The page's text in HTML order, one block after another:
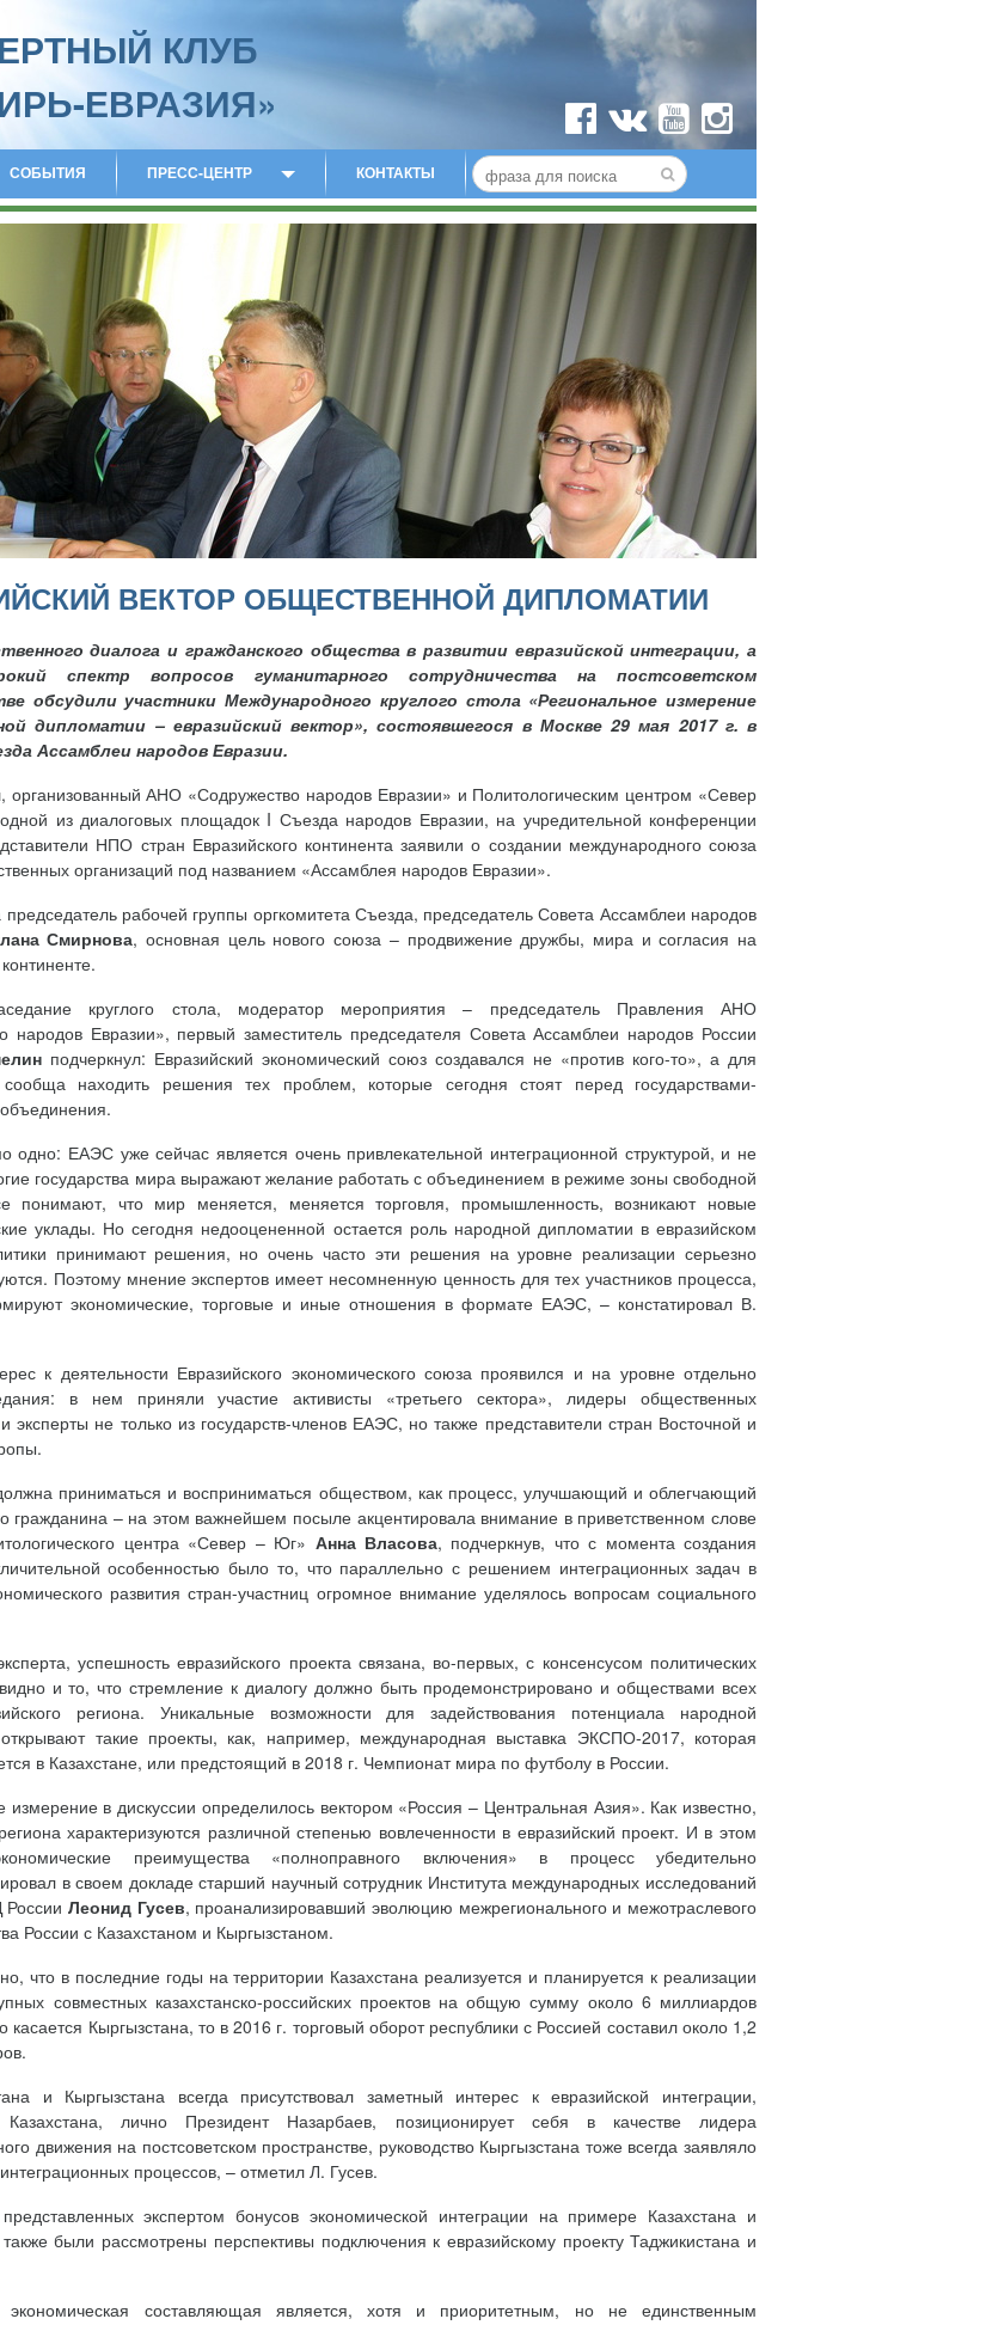
КЛУБ
ЕВРАЗИЯ»
СОБЫТИЯ ПРЕСС-ЦЕНТР КОНТАКТЫ
ВЕКТОР ОБЩЕСТВЕННОЙ ДИПЛОМАТИИ
диалога и гражданского общества в развитии евразийской интеграции, а
спектр вопросов гуманитарного сотрудничества на постсоветском
обсудили участники Международного круглого стола «Региональное измерение
дипломатии – евразийский вектор», состоявшегося в Москве 29 мая 2017 г. в
Ассамблеи народов Евразии.
организованный АНО «Содружество народов Евразии» и Политологическим центром «Север
из диалоговых площадок I Съезда народов Евразии, на учредительной конференции
НПО стран Евразийского континента заявили о создании международного союза
организаций под названием «Ассамблея народов Евразии».
председатель рабочей группы оргкомитета Съезда, председатель Совета Ассамблеи народов
Смирнова, основная цель нового союза – продвижение дружбы, мира и согласия на
круглого стола, модератор мероприятия – председатель Правления АНО
народов Евразии», первый заместитель председателя Совета Ассамблеи народов России
подчеркнул: Евразийский экономический союз создавался не «против кого-то», а для
находить решения тех проблем, которые сегодня стоят перед государствами-
одно: ЕАЭС уже сейчас является очень привлекательной интеграционной структурой, и не
государства мира выражают желание работать с объединением в режиме зоны свободной
понимают, что мир меняется, меняется торговля, промышленность, возникают новые
уклады. Но сегодня недооцененной остается роль народной дипломатии в евразийском
принимают решения, но очень часто эти решения на уровне реализации серьезно
Поэтому мнение экспертов имеет несомненную ценность для тех участников процесса,
экономические, торговые и иные отношения в формате ЕАЭС, – констатировал В.
к деятельности Евразийского экономического союза проявился и на уровне отдельно
в нем приняли участие активисты «третьего сектора», лидеры общественных
эксперты не только из государств-членов ЕАЭС, но также представители стран Восточной и
приниматься и восприниматься обществом, как процесс, улучшающий и облегчающий
гражданина – на этом важнейшем посыле акцентировала внимание в приветственном слове
центра «Север – Юг» Анна Власова, подчеркнув, что с момента создания
особенностью было то, что параллельно с решением интеграционных задач в
развития стран-участниц огромное внимание уделялось вопросам социального
успешность евразийского проекта связана, во-первых, с консенсусом политических
и то, что стремление к диалогу должно быть продемонстрировано и обществами всех
региона. Уникальные возможности для задействования потенциала народной
такие проекты, как, например, международная выставка ЭКСПО-2017, которая
в Казахстане, или предстоящий в 2018 г. Чемпионат мира по футболу в России.
измерение в дискуссии определилось вектором «Россия – Центральная Азия». Как известно,
характеризуются различной степенью вовлеченности в евразийский проект. И в этом
преимущества «полноправного включения» в процесс убедительно
в своем докладе старший научный сотрудник Института международных исследований
Леонид Гусев, проанализировавший эволюцию межрегионального и межотраслевого
России с Казахстаном и Кыргызстаном.
что в последние годы на территории Казахстана реализуется и планируется к реализации
совместных казахстанско-российских проектов на общую сумму около 6 миллиардов
касается Кыргызстана, то в 2016 г. торговый оборот республики с Россией составил около 1,2
и Кыргызстана всегда присутствовал заметный интерес к евразийской интеграции,
Казахстана, лично Президент Назарбаев, позиционирует себя в качестве лидера
движения на постсоветском пространстве, руководство Кыргызстана тоже всегда заявляло
процессов, – отметил Л. Гусев.
экспертом бонусов экономической интеграции на примере Казахстана и
были рассмотрены перспективы подключения к евразийскому проекту Таджикистана и
составляющая является, хотя и приоритетным, но не единственным